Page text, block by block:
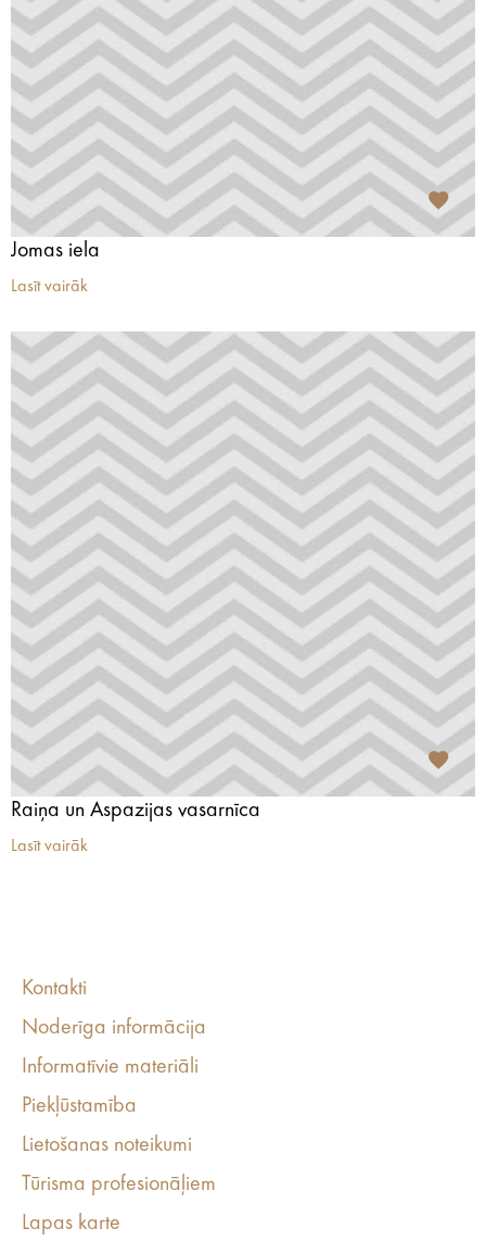
Jomas iela
Lasīt vairāk
Raiņa un Aspazijas vasarnīca
Lasīt vairāk
Kontakti
Noderīga informācija
Informatīvie materiāli
Piekļūstamība
Lietošanas noteikumi
Tūrisma profesionāļiem
Lapas karte